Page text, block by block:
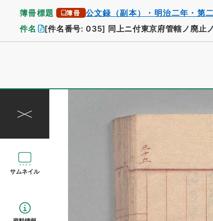
簿冊標題 簿冊 公文録（副本）・明治二年・第
件名 [件名番号: 035] 同上ニ付東京府管轄ノ廃止
サムネイル